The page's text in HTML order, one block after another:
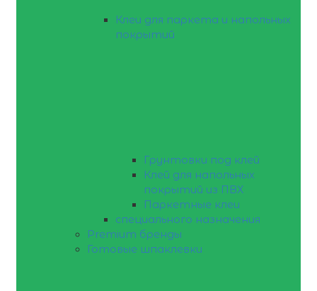
Клеи для паркета и напольных
покрытий
Грунтовки под клей
Клей для напольных
покрытий из ПВХ
Паркетные клеи
специального назначения
Premium бренды
Готовые шпаклевки